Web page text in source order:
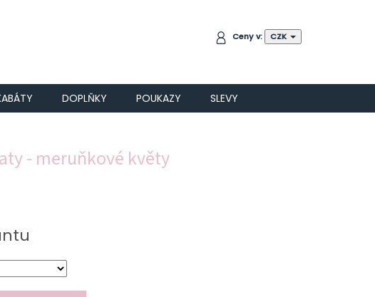
NÁKUPNÍCeny v: CZK
DOPLŇKY POUKAZY SLEVY
- meruňkové květy